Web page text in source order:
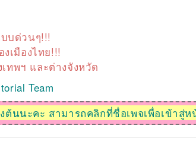
บด่วนๆ!!!
เมืองไทย!!!
ทพฯ และต่างจังหวัด
Team
ต้นนะคะ สามารถคลิกที่ชื่อเพจเพื่อเข้าสู่ห